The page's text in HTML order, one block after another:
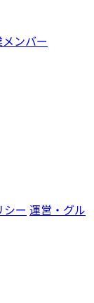
ンバー
シー 運営・グル